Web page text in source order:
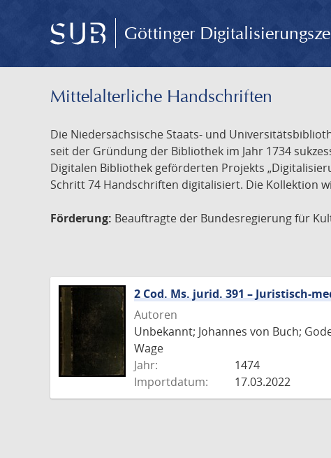
Göttinger
Mittelalterliche Handschriften
Die Niedersächsische Staats- und
seit der Gründung der Bibliothek im Jahr 1734
Digitalen Bibliothek geförderten Projekts
Schritt 74 Handschriften digitalisiert. Die Kollektion
Förderung: Beauftragte der Bundesregierung für
2 Cod. Ms. jurid. 391 – Juristisch-
Autoren
Unbekannt; Johannes von Buch;
Wage
Jahr:
1474
Importdatum:
17.03.2022